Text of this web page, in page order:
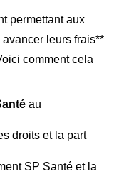
permettant aux
leurs frais**
comment cela
au
droits et la part
SP Santé et la